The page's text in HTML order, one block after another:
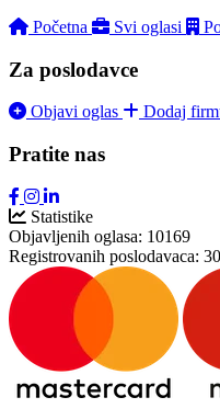
Početna Svi oglasi
Za poslodavce
Objavi oglas Dodaj
Pratite nas
Statistike
Objavljenih oglasa: 10169
Registrovanih poslodavaca: